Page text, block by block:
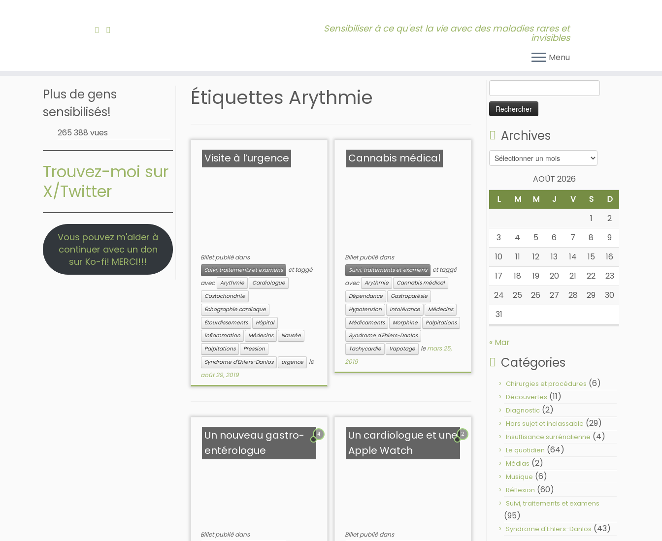
Sensibiliser à ce qu'est la vie avec des maladies rares et
invisibles
Menu
Plus de gens
sensibilisés!
265 388 vues
Trouvez-moi sur
X/Twitter
Vous pouvez m'aider à
continuer avec un don
sur Ko-fi! MERCI!!!
Étiquettes Arythmie
Visite à l’urgence
Billet publié dans
Suivi, traitements et examens
et taggé
avec
Arythmie
Cardiologue
Costochondrite
Échographie cardiaque
Étourdissements
Hôpital
inflammation
Médecins
Nausée
Palpitations
Pression
Syndrome d'Ehlers-Danlos
urgence
le
août 29, 2019
Cannabis médical
Billet publié dans
Suivi, traitements et examens
et taggé
avec
Arythmie
Cannabis médical
Dépendance
Gastroparésie
Hypotension
Intolérance
Médecins
Médicaments
Morphine
Palpitations
Syndrome d'Ehlers-Danlos
Tachycardie
Vapotage lemars 25,
2019
4
Un nouveau gastro-
entérologue
Billet publié dans
2
Un cardiologue et une
Apple Watch
Billet publié dans
Archives
Archives
AOÛT 2026
L
M M J V S
D
1
2
3
4 5 6 7 8
9
10
11 12 13 14 15
16
17
18 19 20 21 22
23
24
25 26 27 28 29
30
31
« Mar
Catégories
Chirurgies et procédures (6)
Découvertes (11)
Diagnostic (2)
Hors sujet et inclassable (29)
Insuffisance surrénalienne (4)
Le quotidien (64)
Médias (2)
Musique (6)
Réflexion (60)
Suivi, traitements et examens
(95)
Syndrome d'Ehlers-Danlos (43)